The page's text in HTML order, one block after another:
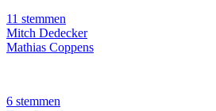
11 stemmen
Mitch Dedecker
Mathias Coppens
6 stemmen